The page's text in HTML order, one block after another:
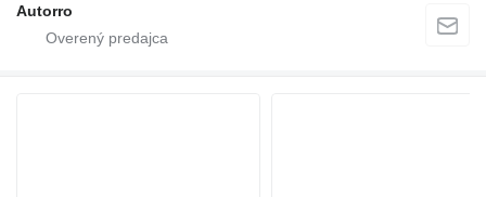
Autorro